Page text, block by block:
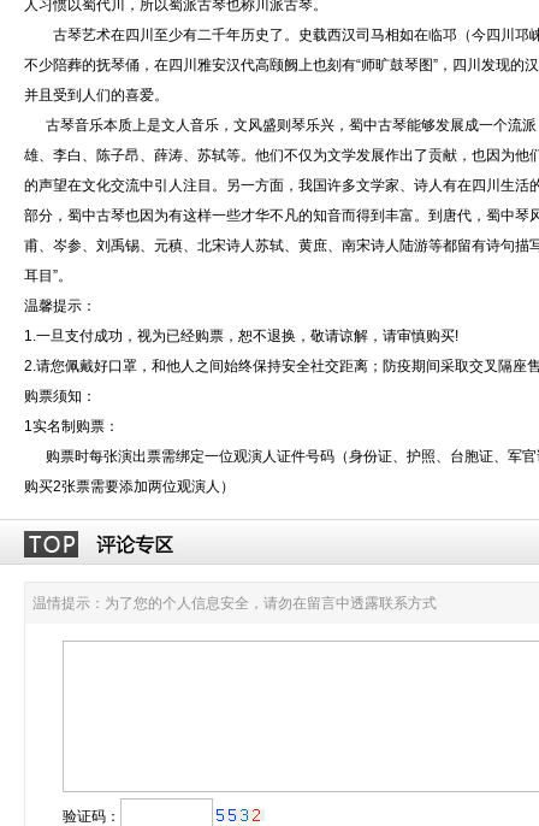
人习惯以蜀代川，所以蜀派古琴也称川派古琴。
古琴艺术在四川至少有二千年历史了。史载西汉司马相如在临邛（今四川邛
不少陪葬的抚琴俑，在四川雅安汉代高颐阙上也刻有“师旷鼓琴图”，四川发现
并且受到人们的喜爱。
古琴音乐本质上是文人音乐，文风盛则琴乐兴，蜀中古琴能够发展成一个流
雄、李白、陈子昂、薛涛、苏轼等。他们不仅为文学发展作出了贡献，也因为
的声望在文化交流中引人注目。另一方面，我国许多文学家、诗人有在四川生
部分，蜀中古琴也因为有这样一些才华不凡的知音而得到丰富。到唐代，蜀中
甫、岑参、刘禹锡、元稹、北宋诗人苏轼、黄庶、南宋诗人陆游等都留有诗句
耳目”。
温馨提示：
1.一旦支付成功，视为已经购票，恕不退换，敬请谅解，请审慎购买!
2.请您佩戴好口罩，和他人之间始终保持安全社交距离；防疫期间采取交叉隔座
购票须知：
1实名制购票：
购票时每张演出票需绑定一位观演人证件号码（身份证、护照、台胞证、军
购买2张票需要添加两位观演人）
温情提示：为了您的个人信息安全，请勿在留言中透露联系方式
验证码：